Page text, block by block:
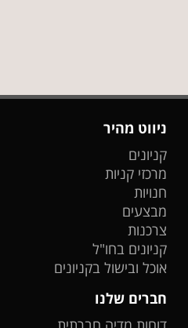
ניווט מהיר
קניונים
מרכזי קניות
חנויות
מבצעים
צרכנות
קניונים בחו"ל
אוכל ובישול בקניונים
חברים שלנו